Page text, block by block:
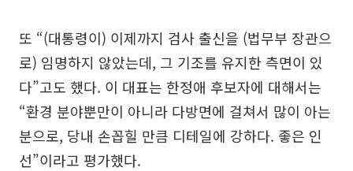
또 “(대통령이) 이제까지 검사 출신을 (법무부 장관으
로) 임명하지 않았는데, 그 기조를 유지한 측면이 있
다”고도 했다. 이 대표는 한정애 후보자에 대해서는
“환경 분야뿐만이 아니라 다방면에 걸쳐서 많이 아는
분으로, 당내 손꼽힐 만큼 디테일에 강하다. 좋은 인
선”이라고 평가했다.